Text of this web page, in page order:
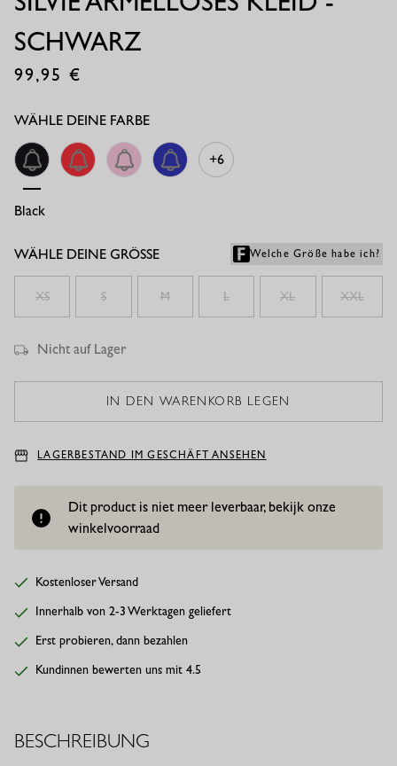
SCHWARZ
99,95
WÄHLE DEINE FARBE
Black
+6
WÄHLE DEINE GRÖSSE Welche Größe habe ich?
XS S M L XL XXL
Nicht auf Lager
LAGERBESTAND IM GESCHÄFT ANSEHEN
Dit product is niet meer leverbaar, bekijk onze
winkelvoorraad
Kostenloser Versand
Innerhalb von 2-3 Werktagen geliefert
Erst probieren, dann bezahlen
Kundinnen bewerten uns mit 4.5
BESCHREIBUNG